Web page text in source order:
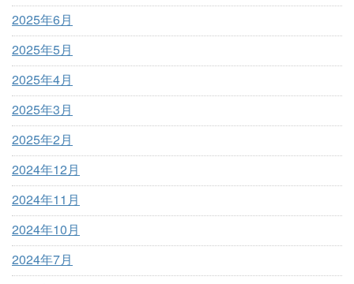
2025年6月
2025年5月
2025年4月
2025年3月
2025年2月
2024年12月
2024年11月
2024年10月
2024年7月